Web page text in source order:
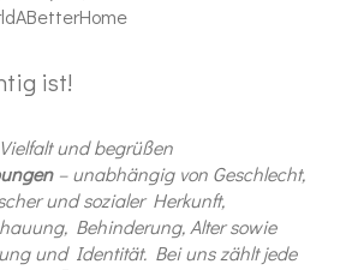
ist!
und begrüßen
– unabhängig von Geschlecht,
und sozialer Herkunft,
Behinderung, Alter sowie
und Identität. Bei uns zählt jede